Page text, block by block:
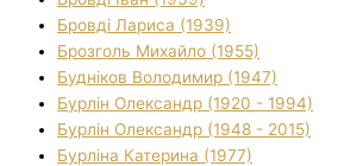
Бровді Лариса (1939)
Брозголь Михайло (1955)
Будніков Володимир (1947)
Бурлін Олександр (1920 - 1994)
Бурлін Олександр (1948 - 2015)
Бурліна Катерина (1977)